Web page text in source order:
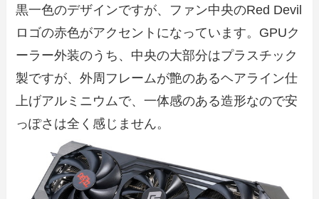
黒一色のデザインですが、ファン中央のRed Devil
ロゴの赤色がアクセントになっています。GPUク
ーラー外装のうち、中央の大部分はプラスチック
製ですが、外周フレームが艶のあるヘアライン仕
上げアルミニウムで、一体感のある造形なので安
っぽさは全く感じません。